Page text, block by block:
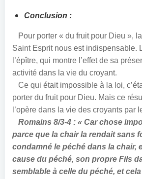
Conclusion :
Pour porter « du fruit pour Dieu »,
Saint Esprit nous est indispensable.
l’épître, qui montre l’effet de sa
activité dans la vie du croyant.
Ce qui était impossible à la loi,
porter du fruit pour Dieu. Mais ce
l’opère dans la vie des croyants par
Romains 8/3-4 : « Car chose
parce que la chair la rendait sans
condamné le péché dans la chair,
cause du péché, son propre Fils
semblable à celle du péché, et